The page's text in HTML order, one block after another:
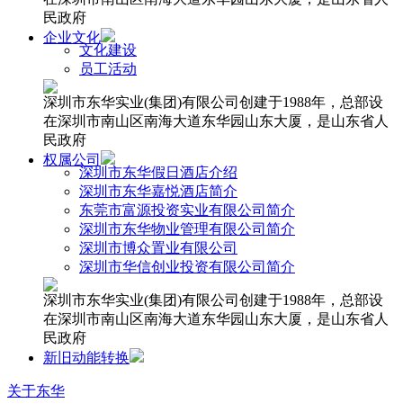
民政府
企业文化
文化建设
员工活动
深圳市东华实业(集团)有限公司创建于1988年，总部设
在深圳市南山区南海大道东华园山东大厦，是山东省人
民政府
权属公司
深圳市东华假日酒店介绍
深圳市东华嘉悦酒店简介
东莞市富源投资实业有限公司简介
深圳市东华物业管理有限公司简介
深圳市博众置业有限公司
深圳市华信创业投资有限公司简介
深圳市东华实业(集团)有限公司创建于1988年，总部设
在深圳市南山区南海大道东华园山东大厦，是山东省人
民政府
新旧动能转换
关于东华